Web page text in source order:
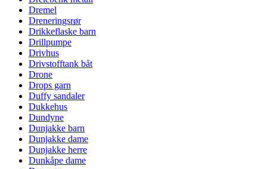
Dremel
Dreneringsrør
Drikkeflaske barn
Drillpumpe
Drivhus
Drivstofftank båt
Drone
Drops garn
Duffy sandaler
Dukkehus
Dundyne
Dunjakke barn
Dunjakke dame
Dunjakke herre
Dunkåpe dame